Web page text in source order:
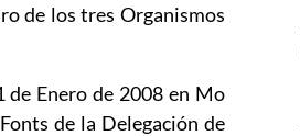
de los tres Organismos
Enero de 2008 en Mo
de la Delegación de